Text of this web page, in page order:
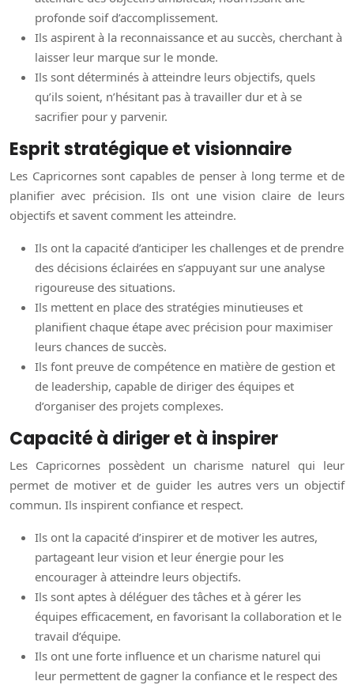
profonde soif d’accomplissement.
Ils aspirent à la reconnaissance et au succès, cherchant à
laisser leur marque sur le monde.
Ils sont déterminés à atteindre leurs objectifs, quels
qu’ils soient, n’hésitant pas à travailler dur et à se
sacrifier pour y parvenir.
Esprit stratégique et visionnaire
Les Capricornes sont capables de penser à long terme et de
planifier avec précision. Ils ont une vision claire de leurs
objectifs et savent comment les atteindre.
Ils ont la capacité d’anticiper les challenges et de prendre
des décisions éclairées en s’appuyant sur une analyse
rigoureuse des situations.
Ils mettent en place des stratégies minutieuses et
planifient chaque étape avec précision pour maximiser
leurs chances de succès.
Ils font preuve de compétence en matière de gestion et
de leadership, capable de diriger des équipes et
d’organiser des projets complexes.
Capacité à diriger et à inspirer
Les Capricornes possèdent un charisme naturel qui leur
permet de motiver et de guider les autres vers un objectif
commun. Ils inspirent confiance et respect.
Ils ont la capacité d’inspirer et de motiver les autres,
partageant leur vision et leur énergie pour les
encourager à atteindre leurs objectifs.
Ils sont aptes à déléguer des tâches et à gérer les
équipes efficacement, en favorisant la collaboration et le
travail d’équipe.
Ils ont une forte influence et un charisme naturel qui
leur permettent de gagner la confiance et le respect des